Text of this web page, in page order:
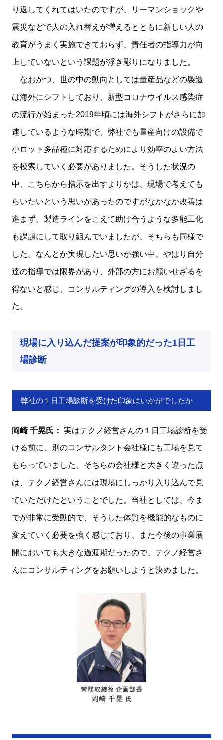
り返してくれてはいたのですが、リーマンショックや
震災などで人の入れ替えが増えるとともに新しい人の
教育がうまく実施できておらず、責任者の指導力が向
上していないという課題が浮き彫りになりました。
なおかつ、世の中の動向としては量産品などの製造
は海外にシフトしており、新型コロナウイルス感染症
の流行が始まった2019年頃には海外シフトがさらに加
速しているような時期で、弊社でも量産向けの設備で
小ロット多品種に対応するためにより効率のよい方法
を模索していく必要がありました。そうした状況の
中、こちらから指示を出すよりかは、現場で考えても
らいたいという思いがあったのですがなかなか改善は
進まず、製造ラインをこえて助け合うような多能工化
も課題にして取り組んでいましたが、そちらも同様で
した。なんとか実現したい思いが強い中、やはり自分
達の指導では限界があり、外部の方にお願いせざるを
得ないと感じ、コンサルティングの導入を検討しまし
た。
現場に入り込んだ提案が印象的だった1日工
場診断
弊社の１日工場診断を受けた印象はいかがでしたか
岡崎 千晃氏： 実はテクノ経営さんの１日工場診断を受
ける前に、別のコンサルタント会社様にも工場を見て
もらっていました。そちらの会社様と大きく違った点
は、テクノ経営さんには現場にしっかり入り込んで見
ていただけたということでした。当社としては、今ま
でが非常に受動的で、そうした体質を機能的なものに
変えていく必要を強く感じており、また今後の事業展
開においても大きな過渡期だったので、テクノ経営さ
んにコンサルティングをお願いしようと決めました。